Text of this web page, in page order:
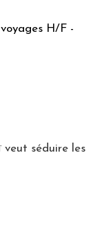
H/F -
séduire les